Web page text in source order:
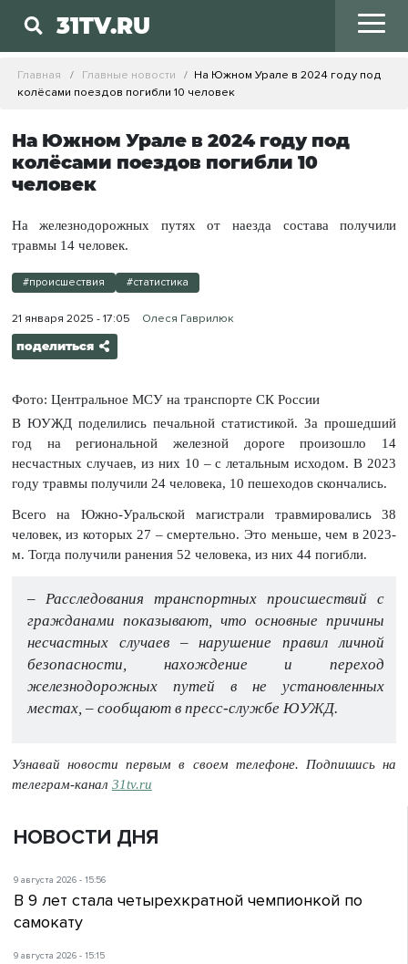
31TV.RU
Главная Главные новости
На Южном Урале в 2024 году под
колёсами поездов погибли 10 человек
На Южном Урале в 2024 году под
колёсами поездов погибли 10
человек
На железнодорожных путях от наезда состава получили
травмы 14 человек.
#происшествия #статистика
21 января 2025 - 17:05 Олеся Гаврилюк
поделиться
Фото: Центральное МСУ на транспорте СК России
В ЮУЖД поделились печальной статистикой. За прошедший
год на региональной железной дороге произошло 14
несчастных случаев, из них 10 – с летальным исходом. В 2023
году травмы получили 24 человека, 10 пешеходов скончались.
Всего на Южно-Уральской магистрали травмировались 38
человек, из которых 27 – смертельно. Это меньше, чем в 2023-
м. Тогда получили ранения 52 человека, из них 44 погибли.
– Расследования транспортных происшествий с
гражданами показывают, что основные причины
несчастных случаев – нарушение правил личной
безопасности, нахождение и переход
железнодорожных путей в не установленных
местах, – сообщают в пресс-службе ЮУЖД.
Узнавай новости первым в своем телефоне. Подпишись на
телеграм-канал 31tv.ru
НОВОСТИ ДНЯ
9 августа 2026 - 15:56
В 9 лет стала четырехкратной чемпионкой по
самокату
9 августа 2026 - 15:15